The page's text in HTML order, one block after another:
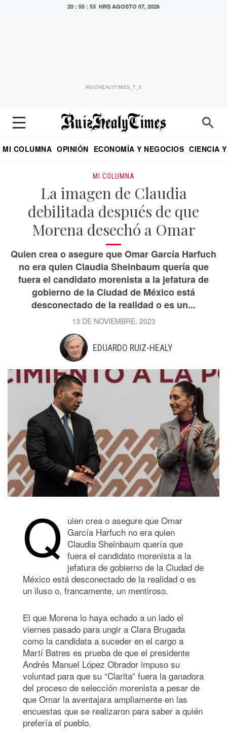
20 : 55 : 54 HRS AGOSTO 07, 2026
RUIZHEALYTIMES_T_0
MI COLUMNA OPINIÓN ECONOMÍA Y NEGOCIOS CIENCIA
MI COLUMNA
La imagen de Claudia
debilitada después de que
Morena desechó a Omar
Quien crea o asegure que Omar García Harfuch
no era quien Claudia Sheinbaum quería que
fuera el candidato morenista a la jefatura de
gobierno de la Ciudad de México está
desconectado de la realidad o es un...
13 DE NOVIEMBRE, 2023
EDUARDO RUIZ-HEALY
Q uien crea o asegure que Omar
García Harfuch no era quien
Claudia Sheinbaum quería que
fuera el candidato morenista a la
jefatura de gobierno de la Ciudad de
México está desconectado de la realidad o es
un iluso o, francamente, un mentiroso.
El que Morena lo haya echado a un lado el
viernes pasado para ungir a Clara Brugada
como la candidata a suceder en el cargo a
Martí Batres es prueba de que el presidente
Andrés Manuel López Obrador impuso su
voluntad para que su “Clarita” fuera la ganadora
del proceso de selección morenista a pesar de
que Omar la aventajara ampliamente en las
encuestas que se realizaron para saber a quién
prefería el pueblo.